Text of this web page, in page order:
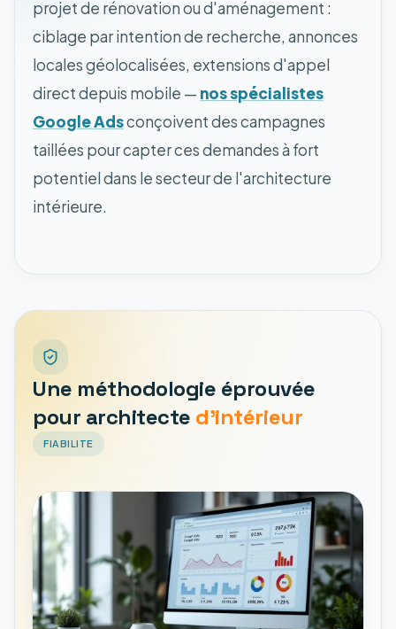
projet de rénovation ou d'aménagement :
ciblage par intention de recherche, annonces
locales géolocalisées, extensions d'appel
direct depuis mobile — nos spécialistes
Google Adsconçoivent des campagnes
taillées pour capter ces demandes à fort
potentiel dans le secteur de l'architecture
intérieure.
Une méthodologie éprouvée
pour architecte d'intérieur
FIABILITE